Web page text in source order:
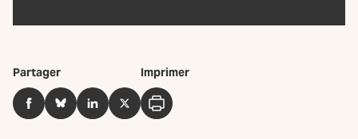
Partager
FacebookBlueSkyLinkedInTwitter
Imprimer
Imprimer